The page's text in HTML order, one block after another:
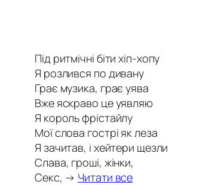
Під ритмічні біти хіп-хопу
Я розлився по дивану
Грає музика, грає уява
Вже яскраво це уявляю
Я король фрістайлу
Мої слова гострі як леза
Я зачитав, і хейтери щезли
Слава, гроші, жінки,
Секс, → Читати все